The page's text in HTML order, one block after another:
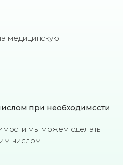
медицинскую
при необходимости
мы можем сделать
числом.